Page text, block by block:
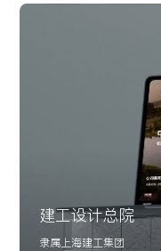
建工设计总院
隶属上海建工集团